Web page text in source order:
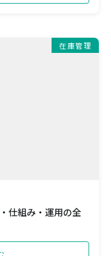
在庫管理
仕組み・運用の全